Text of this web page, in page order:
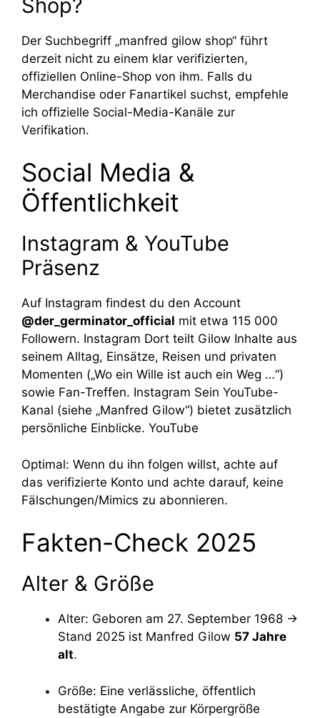
Shop?
Der Suchbegriff „manfred gilow shop“ führt
derzeit nicht zu einem klar verifizierten,
offiziellen Online-Shop von ihm. Falls du
Merchandise oder Fanartikel suchst, empfehle
ich offizielle Social-Media-Kanäle zur
Verifikation.
Social Media &
Öffentlichkeit
Instagram & YouTube
Präsenz
Auf Instagram findest du den Account
@der_germinator_official mit etwa 115 000
Followern. Instagram Dort teilt Gilow Inhalte aus
seinem Alltag, Einsätze, Reisen und privaten
Momenten („Wo ein Wille ist auch ein Weg …“)
sowie Fan-Treffen. Instagram Sein YouTube-
Kanal (siehe „Manfred Gilow“) bietet zusätzlich
persönliche Einblicke. YouTube
Optimal: Wenn du ihn folgen willst, achte auf
das verifizierte Konto und achte darauf, keine
Fälschungen/Mimics zu abonnieren.
Fakten-Check 2025
Alter & Größe
Alter: Geboren am 27. September 1968 →
Stand 2025 ist Manfred Gilow 57 Jahre
alt.
Größe: Eine verlässliche, öffentlich
bestätigte Angabe zur Körpergröße